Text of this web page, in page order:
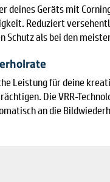
deines Geräts mit
Reduziert
Schutz als bei den
Leistung für deine
Die VRR-
an die